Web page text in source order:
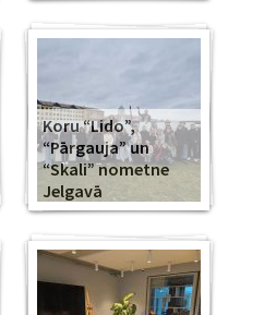
Koru “Lido”,
“Pārgauja” un
“Skali” nometne
Jelgavā